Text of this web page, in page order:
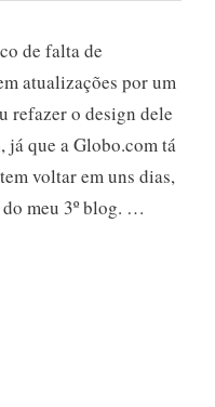
de falta de
atualizações por um
refazer o design dele
já que a Globo.com tá
voltar em uns dias,
meu 3º blog. …